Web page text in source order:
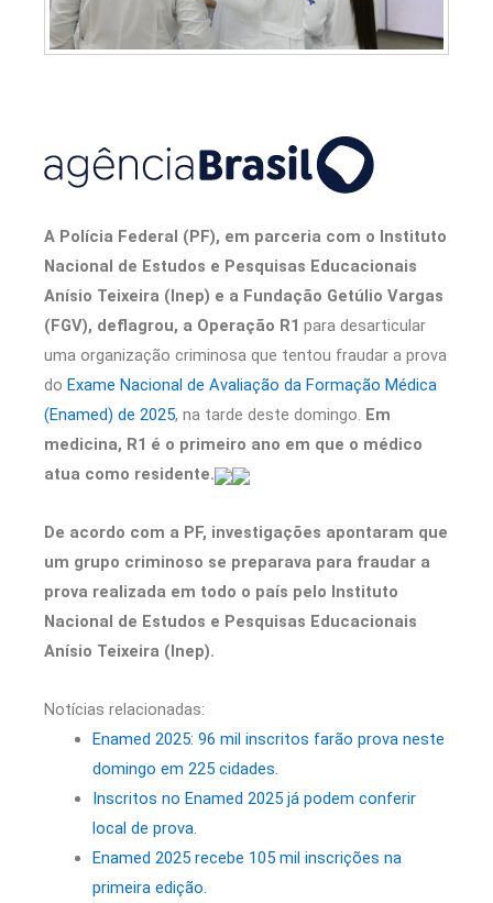
A Polícia Federal (PF), em parceria com o Instituto
Nacional de Estudos e Pesquisas Educacionais
Anísio Teixeira (Inep) e a Fundação Getúlio Vargas
(FGV), deflagrou, a Operação R1 para desarticular
uma organização criminosa que tentou fraudar a prova
do Exame Nacional de Avaliação da Formação Médica
(Enamed) de 2025, na tarde deste domingo. Em
medicina, R1 é o primeiro ano em que o médico
atua como residente.
De acordo com a PF, investigações apontaram que
um grupo criminoso se preparava para fraudar a
prova realizada em todo o país pelo Instituto
Nacional de Estudos e Pesquisas Educacionais
Anísio Teixeira (Inep).
Notícias relacionadas:
Enamed 2025: 96 mil inscritos farão prova neste
domingo em 225 cidades.
Inscritos no Enamed 2025 já podem conferir
local de prova.
Enamed 2025 recebe 105 mil inscrições na
primeira edição.